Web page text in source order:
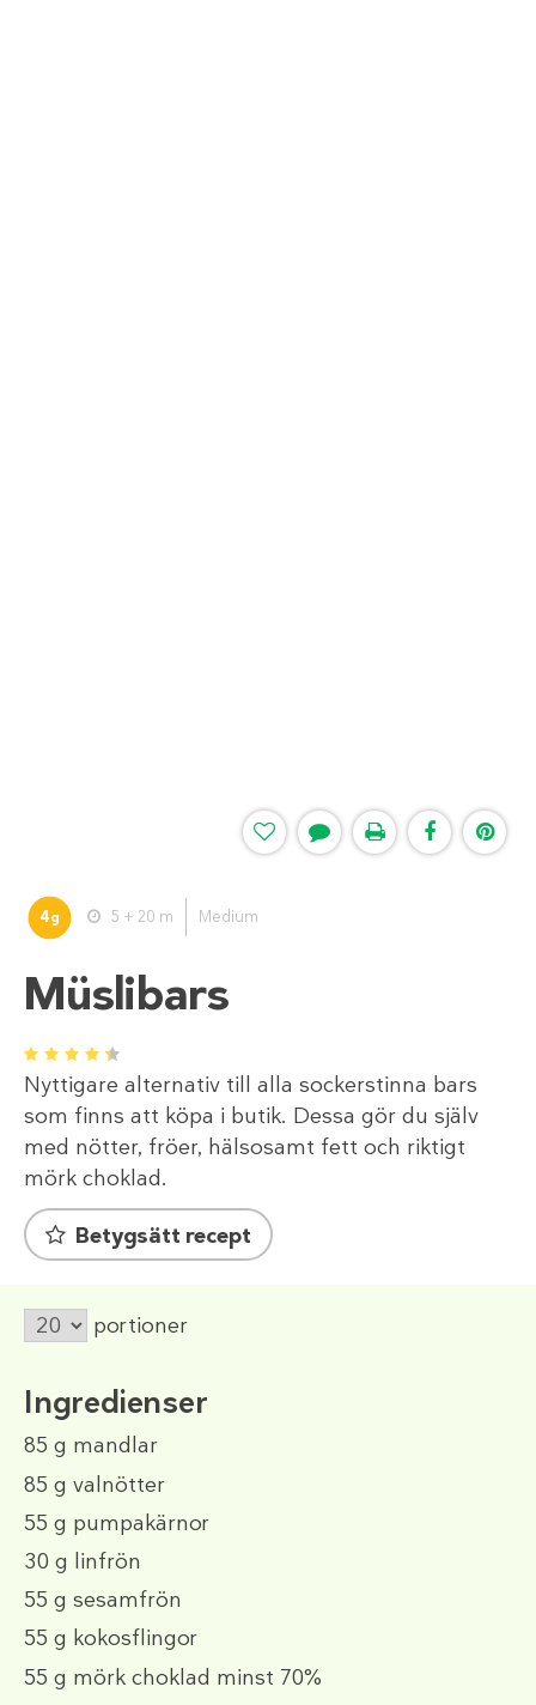
4g 5 + 20 m Medium
Müslibars
1 2 3 4 5
Nyttigare alternativ till alla sockerstinna bars
som finns att köpa i butik. Dessa gör du själv
med nötter, fröer, hälsosamt fett och riktigt
mörk choklad.
Betygsätt recept
portioner
Ingredienser
85 g mandlar
85 g valnötter
55 g pumpakärnor
30 g linfrön
55 g sesamfrön
55 g kokosflingor
55 g mörk choklad minst 70%